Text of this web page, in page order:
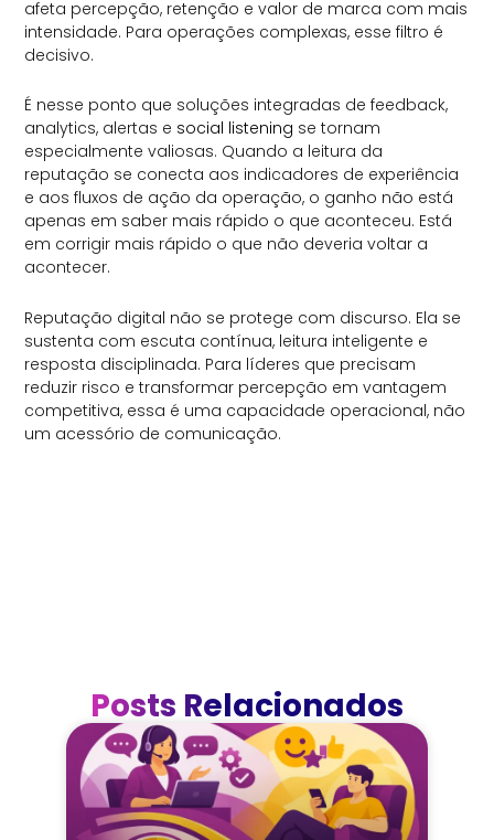
afeta percepção, retenção e valor de marca com mais
intensidade. Para operações complexas, esse filtro é
decisivo.
É nesse ponto que soluções integradas de feedback,
analytics, alertas e social listening se tornam
especialmente valiosas. Quando a leitura da
reputação se conecta aos indicadores de experiência
e aos fluxos de ação da operação, o ganho não está
apenas em saber mais rápido o que aconteceu. Está
em corrigir mais rápido o que não deveria voltar a
acontecer.
Reputação digital não se protege com discurso. Ela se
sustenta com escuta contínua, leitura inteligente e
resposta disciplinada. Para líderes que precisam
reduzir risco e transformar percepção em vantagem
competitiva, essa é uma capacidade operacional, não
um acessório de comunicação.
Posts Relacionados